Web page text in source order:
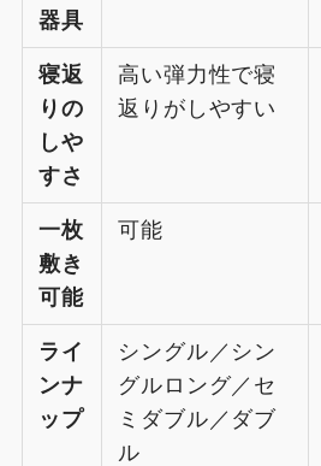
器具
寝返
りの
しや
すさ
高い弾力性で寝
返りがしやすい
一枚
敷き
可能
可能
ライ
ンナ
ップ
シングル／シン
グルロング／セ
ミダブル／ダブ
ル